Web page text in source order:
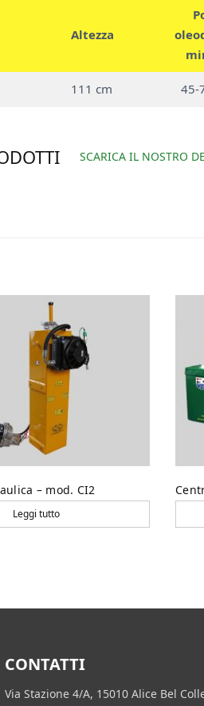
Altezza
111 cm 45-
SCARICA IL NOSTRO
– mod. CI2
Leggi tutto
CONTATTI
Via Stazione 4/A, 15010 Alice Bel